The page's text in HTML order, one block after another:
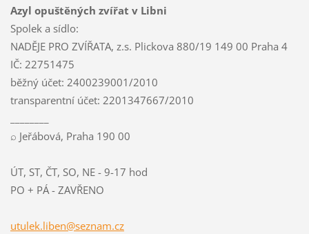
Azyl opuštěných zvířat v Libni
Spolek a sídlo:
NADĚJE PRO ZVÍŘATA, z.s. Plickova 880/19 149 00 Praha 4
IČ: 22751475
běžný účet: 2400239001/2010
transparentní účet: 2201347667/2010
⌕ Jeřábová, Praha 190 00
ÚT, ST, ČT, SO, NE - 9-17 hod
PO + PÁ - ZAVŘENO
utulek.liben@seznam.cz